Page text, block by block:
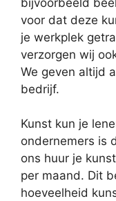
voor dat deze
je werkplek
verzorgen wij
We geven altijd
bedrijf.
Kunst kun je
ondernemers is
ons huur je
per maand. Dit
hoeveelheid